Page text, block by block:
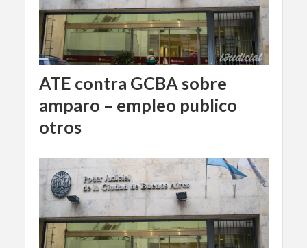
ATE contra GCBA sobre
amparo – empleo publico
otros